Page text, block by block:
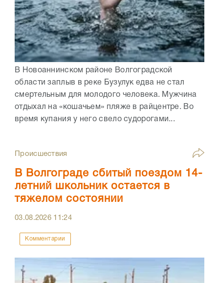
В Новоаннинском районе Волгоградской
области заплыв в реке Бузулук едва не стал
смертельным для молодого человека. Мужчина
отдыхал на «кошачьем» пляже в райцентре. Во
время купания у него свело судорогами...
Происшествия
В Волгограде сбитый поездом 14-
летний школьник остается в
тяжелом состоянии
03.08.2026 11:24
Комментарии